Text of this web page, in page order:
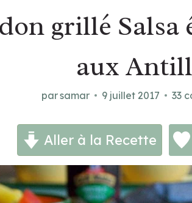
grillé Salsa
aux
parsamar 9 juillet 2017 33
Aller à la Recette